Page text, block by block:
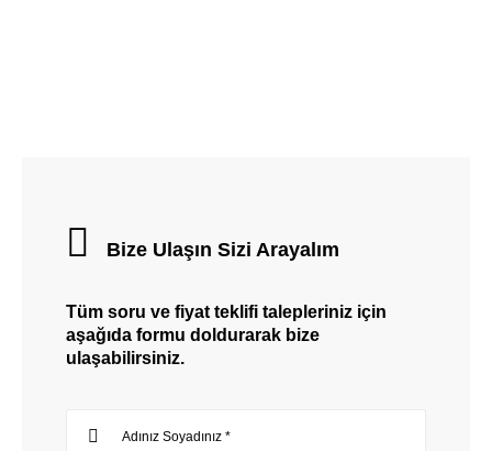
Bize Ulaşın Sizi Arayalım
Tüm soru ve fiyat teklifi talepleriniz için
aşağıda formu doldurarak bize
ulaşabilirsiniz.